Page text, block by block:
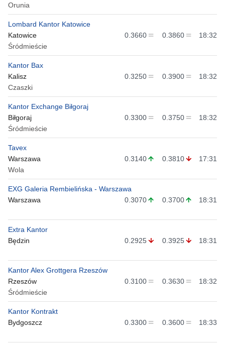
Orunia
Lombard Kantor Katowice
Katowice
Śródmieście
0.3660 0.3860 18:32
Kantor Bax
Kalisz
Czaszki
0.3250 0.3900 18:32
Kantor Exchange Biłgoraj
Biłgoraj
Śródmieście
0.3300 0.3750 18:32
Tavex
Warszawa
Wola
0.3140 0.3810 17:31
EXG Galeria Rembielińska - Warszawa
Warszawa
0.3070 0.3700 18:31
Extra Kantor
Będzin
0.2925 0.3925 18:31
Kantor Alex Grottgera Rzeszów
Rzeszów
Śródmieście
0.3100 0.3630 18:32
Kantor Kontrakt
Bydgoszcz
0.3300 0.3600 18:33